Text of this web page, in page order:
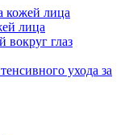
кожей лица
лица
вокруг глаз
ухода за